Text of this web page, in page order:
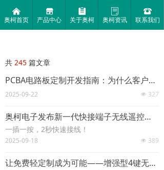
낀
奥柯首页
끵
产品中心
뀳
关于奥柯
ꂓ
奥柯资讯
뀰
联系我们
共 245 篇文章
PCBA电路板定制开发指南：为什么客户最终都选择了奥柯电子？
넶 327
2025-09-22
奥柯电子发布新一代快接端子无线遥控开关
一插一按，2秒快速接线！
넶 389
2025-09-18
让免费轻定制成为可能——增强型4键无线遥控器